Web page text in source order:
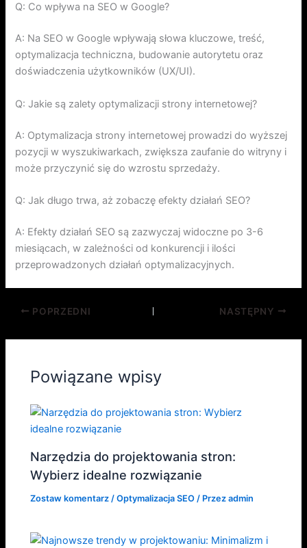
Q: Co wpływa na SEO w Google?
A: Na SEO w Google wpływają słowa kluczowe, treść,
optymalizacja techniczna, budowanie autorytetu oraz
doświadczenia użytkowników (UX/UI).
Q: Jakie są zalety optymalizacji strony internetowej?
A: Optymalizacja strony internetowej prowadzi do wyższej
pozycji w wyszukiwarkach, zwiększa zaufanie do witryny i
może przyczynić się do wzrostu sprzedaży.
Q: Jak długo trwa, aż zobaczę efekty działań SEO?
A: Efekty działań SEO są zazwyczaj widoczne po 3-6
miesiącach, w zależności od konkurencji i ilości
przeprowadzonych działań optymalizacyjnych.
POPRZEDNI NASTĘPNY
Powiązane wpisy
Narzędzia do projektowania stron:
Wybierz idealne rozwiązanie
Zostaw komentarz /Optymalizacja SEO / Przezadmin